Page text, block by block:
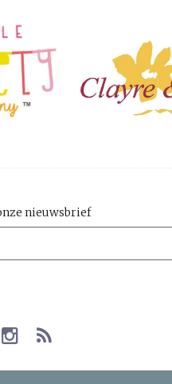
nieuwsbrief